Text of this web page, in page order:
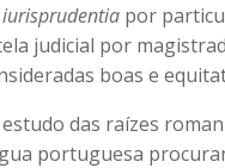
iurisprudentiapor
judicial por
boas e
das raízes
portuguesa